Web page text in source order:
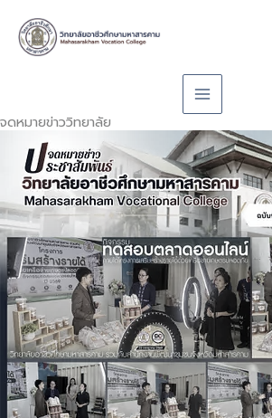
content
จดหมายข่าววิทยาลัย